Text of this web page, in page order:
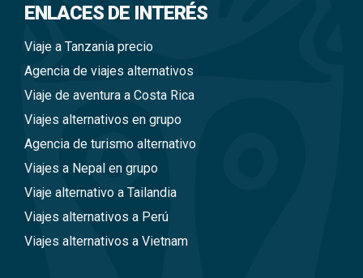
ENLACES DE INTERÉS
Viaje a Tanzania precio
Agencia de viajes alternativos
Viaje de aventura a Costa Rica
Viajes alternativos en grupo
Agencia de turismo alternativo
Viajes a Nepal en grupo
Viaje alternativo a Tailandia
Viajes alternativos a Perú
Viajes alternativos a Vietnam